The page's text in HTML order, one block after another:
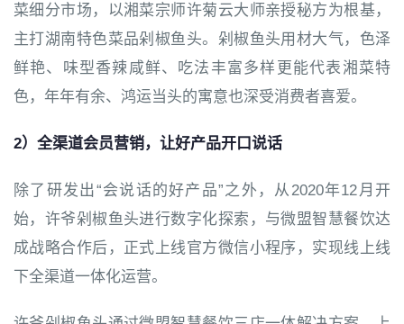
菜细分市场，以湘菜宗师许菊云大师亲授秘方为根基，
主打湖南特色菜品剁椒鱼头。剁椒鱼头用材大气，色泽
鲜艳、味型香辣咸鲜、吃法丰富多样更能代表湘菜特
色，年年有余、鸿运当头的寓意也深受消费者喜爱。
2）全渠道会员营销，让好产品开口说话
除了研发出“会说话的好产品”之外，从2020年12月开
始，许爷剁椒鱼头进行数字化探索，与微盟智慧餐饮达
成战略合作后，正式上线官方微信小程序，实现线上线
下全渠道一体化运营。